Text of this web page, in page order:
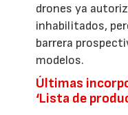
drones ya
inhabilitados,
barrera
modelos.
Últimas
‘Lista de